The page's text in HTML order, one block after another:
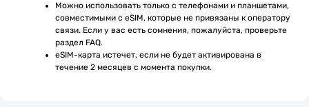
Можно использовать только с телефонами и планшетами,
совместимыми с eSIM, которые не привязаны к оператору
связи. Если у вас есть сомнения, пожалуйста, проверьте
раздел FAQ.
eSIM-карта истечет, если не будет активирована в
течение 2 месяцев с момента покупки.